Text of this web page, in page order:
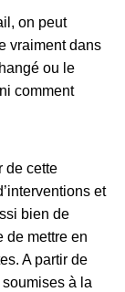
on peut
vraiment dans
ou le
comment
de cette
et
bien de
de mettre en
A partir de
à la